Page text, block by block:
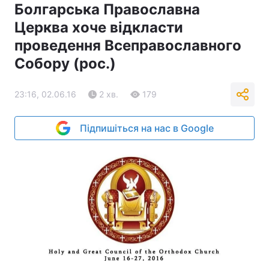
Болгарська Православна
Церква хоче відкласти
проведення Всеправославного
Собору (рос.)
23:16, 02.06.16 2 хв. 179
Підпишіться на нас в Google